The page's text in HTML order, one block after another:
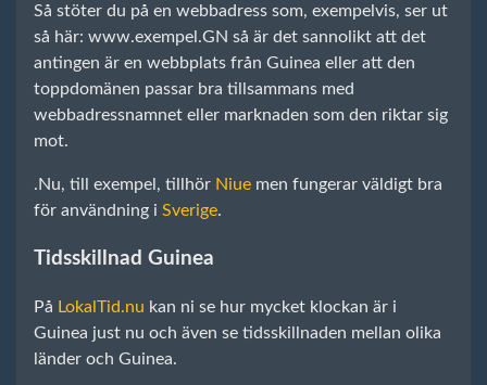
Så stöter du på en webbadress som, exempelvis, ser ut
så här: www.exempel.GN så är det sannolikt att det
antingen är en webbplats från Guinea eller att den
toppdomänen passar bra tillsammans med
webbadressnamnet eller marknaden som den riktar sig
mot.
.Nu, till exempel, tillhör Niue men fungerar väldigt bra
för användning i Sverige.
Tidsskillnad Guinea
På LokalTid.nu kan ni se hur mycket klockan är i
Guinea just nu och även se tidsskillnaden mellan olika
länder och Guinea.